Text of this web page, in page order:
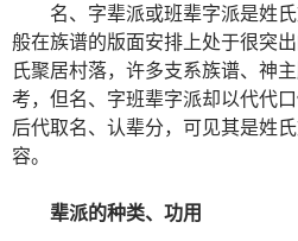
名、字辈派或班辈字派是姓
般在族谱的版面安排上处于很突
氏聚居村落，许多支系族谱、神
考，但名、字班辈字派却以代代
后代取名、认辈分，可见其是姓
容。
辈派的种类、功用